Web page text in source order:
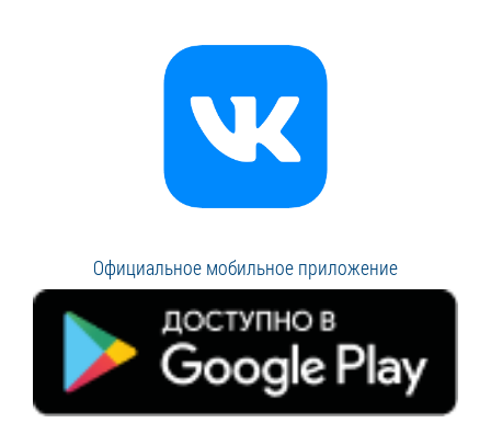
Официальное мобильное приложение